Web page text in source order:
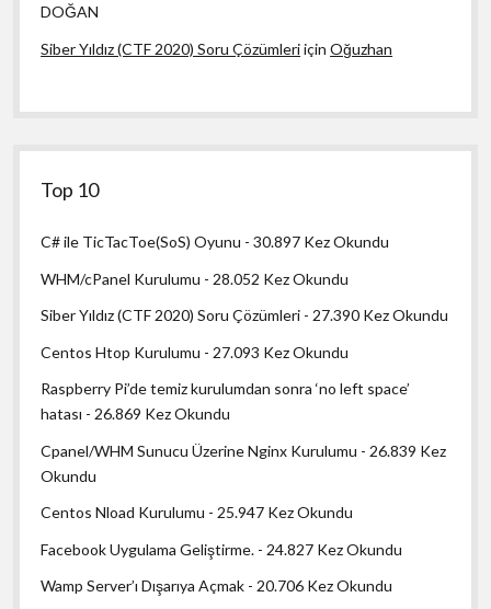
DOĞAN
Siber Yıldız (CTF 2020) Soru ÇözümleriiçinOğuzhan
Top 10
C# ile TicTacToe(SoS) Oyunu - 30.897 Kez Okundu
WHM/cPanel Kurulumu - 28.052 Kez Okundu
Siber Yıldız (CTF 2020) Soru Çözümleri - 27.390 Kez Okundu
Centos Htop Kurulumu - 27.093 Kez Okundu
Raspberry Pi’de temiz kurulumdan sonra ‘no left space’
hatası - 26.869 Kez Okundu
Cpanel/WHM Sunucu Üzerine Nginx Kurulumu - 26.839 Kez
Okundu
Centos Nload Kurulumu - 25.947 Kez Okundu
Facebook Uygulama Geliştirme. - 24.827 Kez Okundu
Wamp Server’ı Dışarıya Açmak - 20.706 Kez Okundu